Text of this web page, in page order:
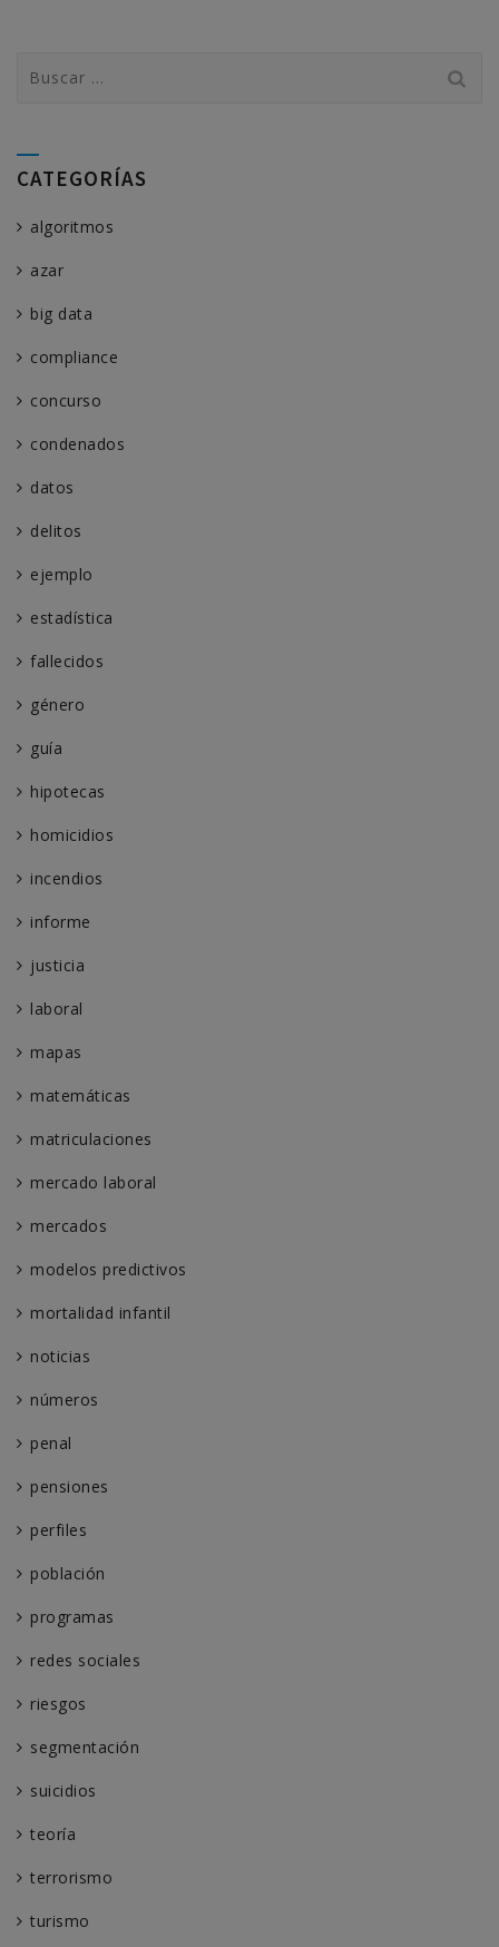
CATEGORÍAS
algoritmos
azar
big data
compliance
concurso
condenados
datos
delitos
ejemplo
estadística
fallecidos
género
guía
hipotecas
homicidios
incendios
informe
justicia
laboral
mapas
matemáticas
matriculaciones
mercado laboral
mercados
modelos predictivos
mortalidad infantil
noticias
números
penal
pensiones
perfiles
población
programas
redes sociales
riesgos
segmentación
suicidios
teoría
terrorismo
turismo